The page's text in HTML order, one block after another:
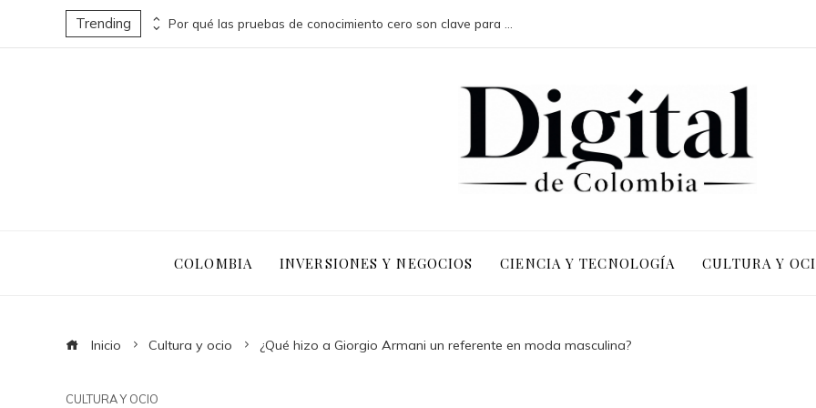
Trending Turismo sostenible y pesca responsable en la economía azul de Belice
COLOMBIA INVERSIONES Y NEGOCIOS CIENCIA Y TECNOLOGÍA CULTURA Y
Inicio Cultura y ocio ¿Qué hizo a Giorgio Armani un referente en moda masculina?
CULTURA Y OCIO